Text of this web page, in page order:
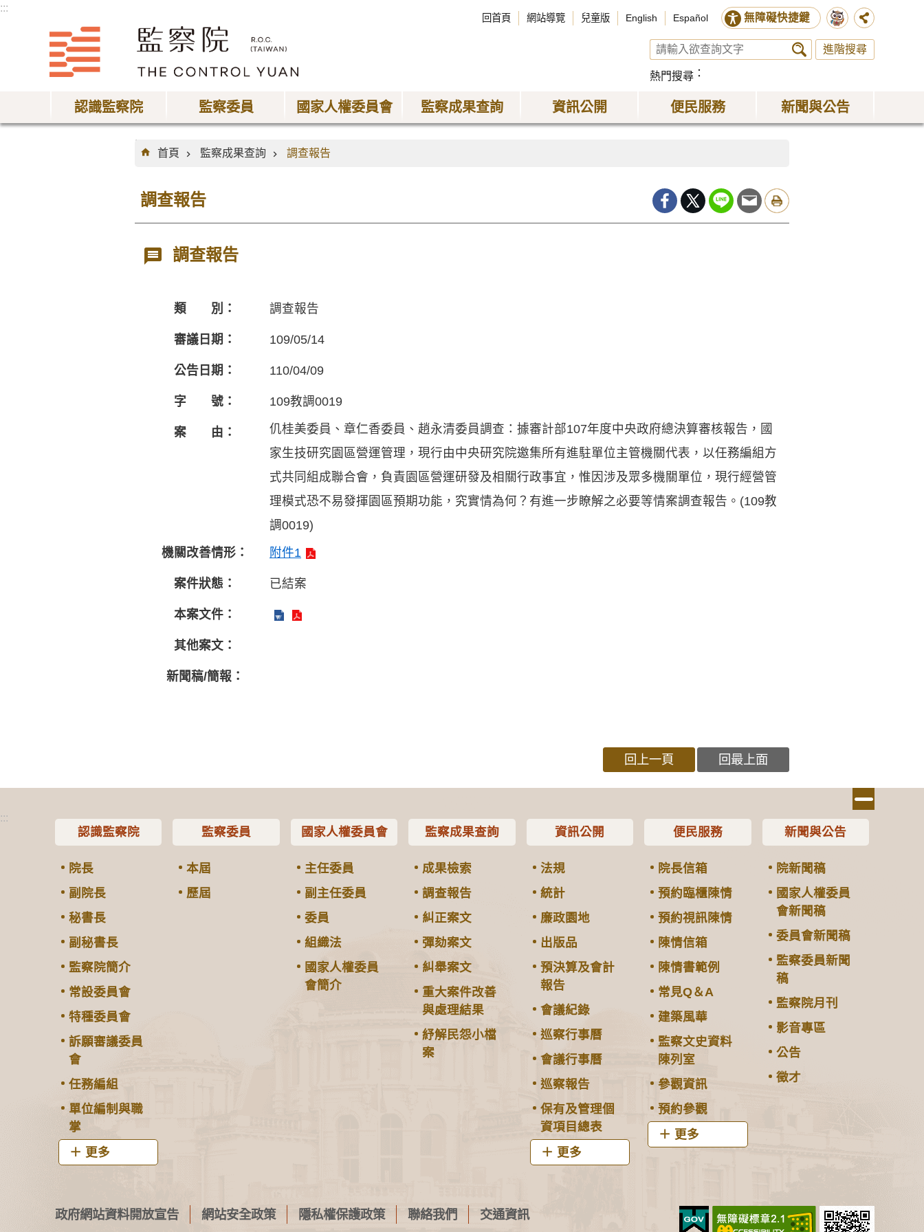
:::
回首頁 網站導覽 兒童版 English Español 無障礙快捷鍵
進階搜尋
熱門搜尋
認識監察院 監察委員 國家人權委員會 監察成果查詢 資訊公開 便民服務 新聞與公告
:::
首頁
監察成果查詢 調查報告
調查報告
調查報告
類 別： 調查報告
審議日期： 109/05/14
公告日期： 110/04/09
字 號： 109教調0019
案 由：
仉桂美委員、章仁香委員、趙永清委員調查：據審計部107年度中央政府總決算審核報告，國
家生技研究園區營運管理，現行由中央研究院邀集所有進駐單位主管機關代表，以任務編組方
式共同組成聯合會，負責園區營運研發及相關行政事宜，惟因涉及眾多機關單位，現行經營管
理模式恐不易發揮園區預期功能，究實情為何？有進一步瞭解之必要等情案調查報告。(109教
調0019)
機關改善情形：
附件1
案件狀態： 已結案
本案文件：
其他案文：
新聞稿/簡報：
回上一頁 回最上面
:::
認識監察院
院長
副院長
秘書長
副秘書長
監察院簡介
常設委員會
特種委員會
訴願審議委員
會
任務編組
單位編制與職
掌
更多
監察委員
本屆
歷屆
國家人權委員會
主任委員
副主任委員
委員
組織法
國家人權委員
會簡介
監察成果查詢
成果檢索
調查報告
糾正案文
彈劾案文
糾舉案文
重大案件改善
與處理結果
紓解民怨小檔
案
資訊公開
法規
統計
廉政園地
出版品
預決算及會計
報告
會議紀錄
巡察行事曆
會議行事曆
巡察報告
保有及管理個
資項目總表
更多
便民服務
院長信箱
預約臨櫃陳情
預約視訊陳情
陳情信箱
陳情書範例
常見Q＆A
建築風華
監察文史資料
陳列室
參觀資訊
預約參觀
更多
新聞與公告
院新聞稿
國家人權委員
會新聞稿
委員會新聞稿
監察委員新聞
稿
監察院月刊
影音專區
公告
徵才
政府網站資料開放宣告 網站安全政策 隱私權保護政策 聯絡我們 交通資訊